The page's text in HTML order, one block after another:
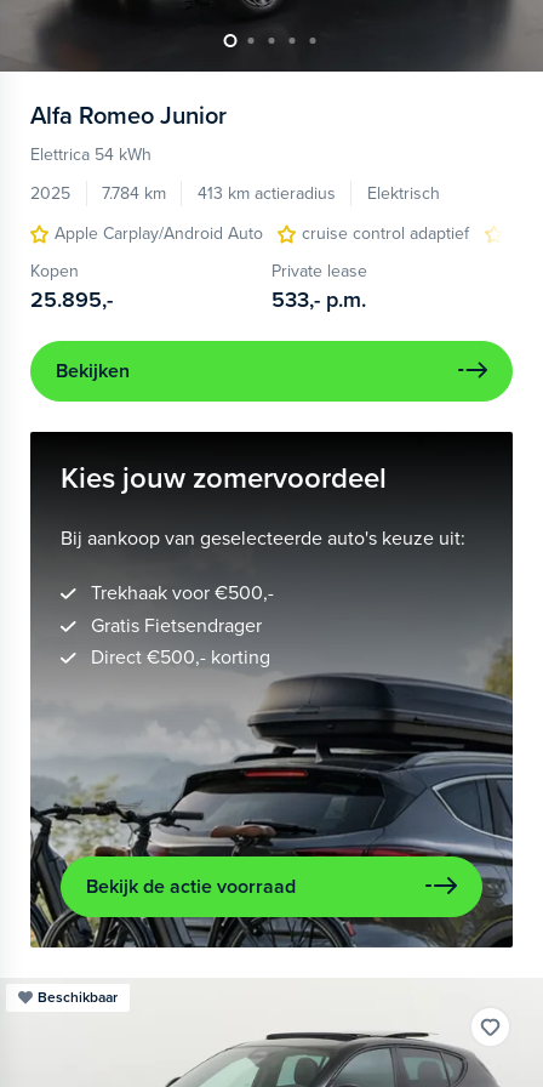
Alfa Romeo Junior
Elettrica 54 kWh
2025
7.784 km 413 km actieradius
Elektrisch
Apple Carplay/Android Auto
cruise control adaptief
Kopen
25.895,-
Private lease
533,- p.m.
Bekijken
Kies jouw zomervoordeel
Bij aankoop van geselecteerde auto's keuze uit:
Trekhaak voor €500,-
Gratis Fietsendrager
Direct €500,- korting
Bekijk de actie voorraad
Beschikbaar